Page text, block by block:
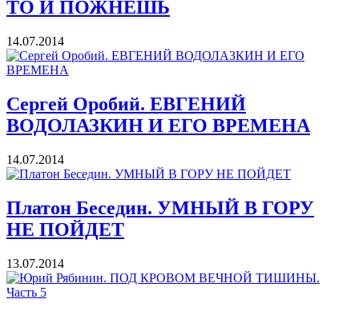
ТО И ПОЖНЕШЬ
14.07.2014
Сергей Оробий. ЕВГЕНИЙ
ВОДОЛАЗКИН И ЕГО ВРЕМЕНА
14.07.2014
Платон Беседин. УМНЫЙ В ГОРУ
НЕ ПОЙДЕТ
13.07.2014